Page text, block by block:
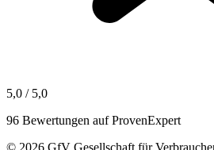
5,0 / 5,0
96 Bewertungen auf ProvenExpert
© 2026 GfV Gesellschaft für